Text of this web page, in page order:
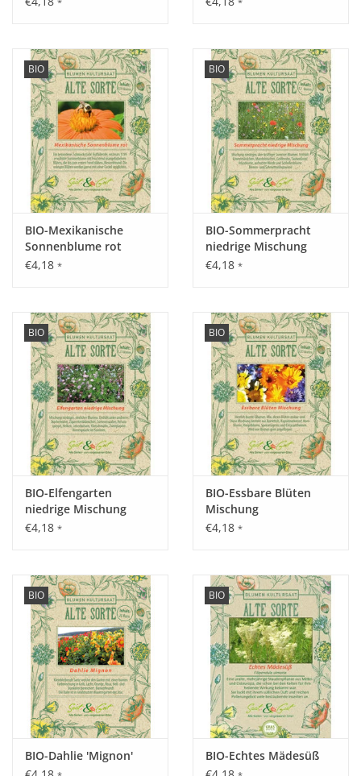
Aussaat:
Im Freiland am besten im November, da als Kaltkeimer ein
Kältereiz benötigt wird, sonst ab Februar auf der Fensterbank
vorziehen und im Frühjahr auspflanzen, Saat nur leicht mit
Erde bedecken, sehr gut Selbstaussamend.
Keimung:
14 - 20 Tage ab 18 - 22°C.
Kultur:
Lichtkeimer! Zu Beginn möglichst krautfrei halten. Am
wirkungsvollsten in Gruppen.
Standort:
Vollsonnig, mäßig feuchte durchlässige Gartenböden,
anspruchslos, nur mäßig winterfest.
Ernte / Blüte:
Verwendung:
Hervorragende Bienen- und Insektenweide.
Tipp:
Wenn Sie die Samenstände im Herbst ausreifen lassen, dann
samen sie sich gut selbst aus. Mit etwas Winterschutz
überdauern die Stauden auch in milden Wintern.
BIO
BIO-Mexikanische
Sonnenblume rot
€4,18 *
BIO
BIO-Sommerpracht
niedrige Mischung
€4,18 *
BIO
BIO-Elfengarten
niedrige Mischung
€4,18 *
BIO
BIO-Essbare Blüten
Mischung
€4,18 *
BIO
BIO-Dahlie 'Mignon'
BIO
BIO-Echtes Mädesüß